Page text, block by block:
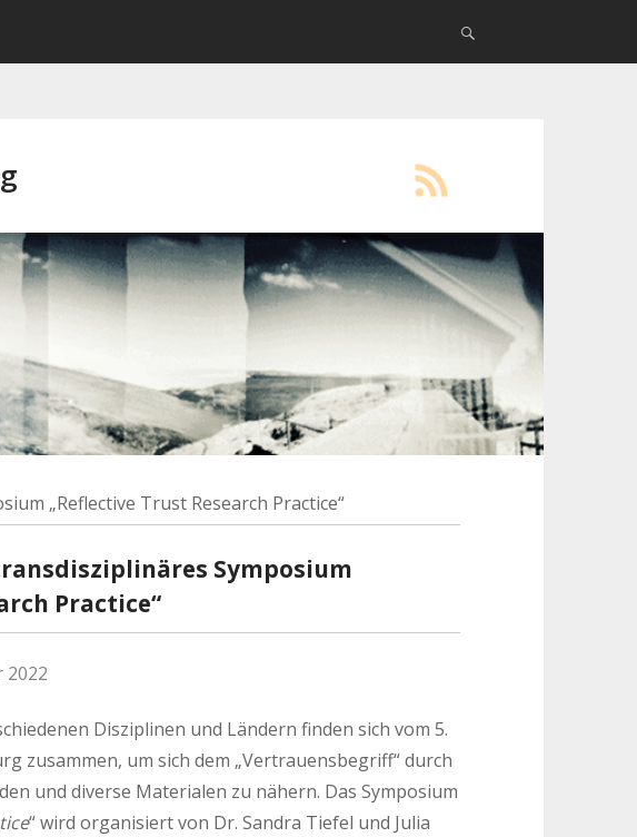
„Reflective Trust Research Practice“
Symposium
Practice“
2022
Disziplinen und Ländern finden sich vom 5.
zusammen, um sich dem „Vertrauensbegriff“ durch
und diverse Materialen zu nähern. Das Symposium
“ wird organisiert von Dr. Sandra Tiefel und Julia